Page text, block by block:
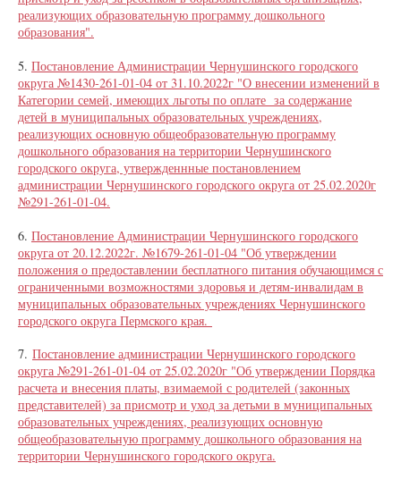
реализующих образовательную программу дошкольного
образования".
5. Постановление Администрации Чернушинского городского
округа №1430-261-01-04 от 31.10.2022г "О внесении изменений в
Категории семей, имеющих льготы по оплате за содержание
детей в муниципальных образовательных учреждениях,
реализующих основную общеобразовательную программу
дошкольного образования на территории Чернушинского
городского округа, утвержденнные постановлением
администрации Чернушинского городского округа от 25.02.2020г
№291-261-01-04.
6. Постановление Администрации Чернушинского городского
округа от 20.12.2022г. №1679-261-01-04 "Об утверждении
положения о предоставлении бесплатного питания обучающимся с
ограниченными возможностями здоровья и детям-инвалидам в
муниципальных образовательных учреждениях Чернушинского
городского округа Пермского края.
7. Постановление администрации Чернушинского городского
округа №291-261-01-04 от 25.02.2020г "Об утверждении Порядка
расчета и внесения платы, взимаемой с родителей (законных
представителей) за присмотр и уход за детьми в муниципальных
образовательных учреждениях, реализующих основную
общеобразовательную программу дошкольного образования на
территории Чернушинского городского округа.